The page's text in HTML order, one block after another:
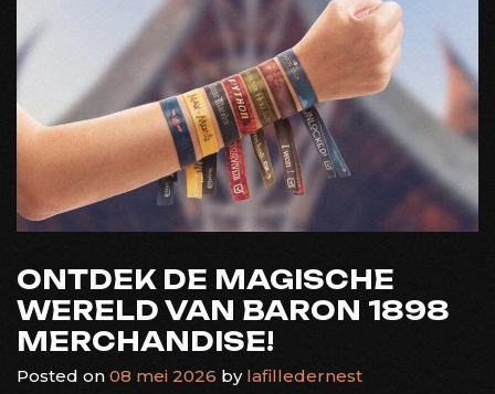
ONTDEK DE MAGISCHE
WERELD VAN BARON 1898
MERCHANDISE!
Posted on 08 mei 2026 by lafilledernest